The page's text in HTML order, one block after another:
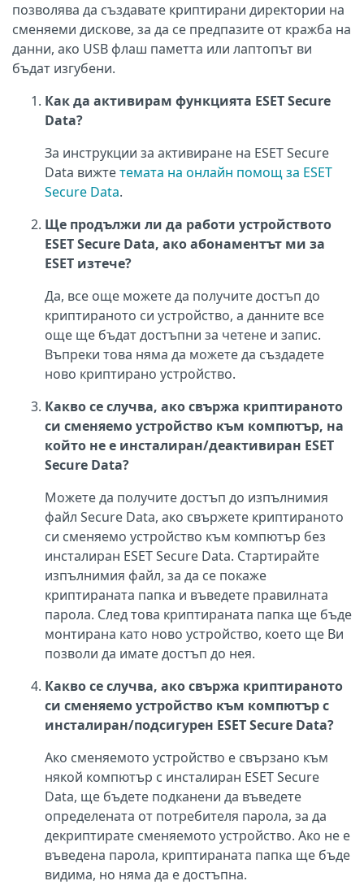
позволява да създавате криптирани директории на
сменяеми дискове, за да се предпазите от кражба на
данни, ако USB флаш паметта или лаптопът ви
бъдат изгубени.
Как да активирам функцията ESET Secure
Data?
За инструкции за активиране на ESET Secure
Data вижтетемата на онлайн помощ за ESET
Secure Data.
Ще продължи ли да работи устройството
ESET Secure Data, ако абонаментът ми за
ESET изтече?
Да, все още можете да получите достъп до
криптираното си устройство, а данните все
още ще бъдат достъпни за четене и запис.
Въпреки това няма да можете да създадете
ново криптирано устройство.
Какво се случва, ако свържа криптираното
си сменяемо устройство към компютър, на
който не е инсталиран/деактивиран ESET
Secure Data?
Можете да получите достъп до изпълнимия
файл Secure Data, ако свържете криптираното
си сменяемо устройство към компютър без
инсталиран ESET Secure Data. Стартирайте
изпълнимия файл, за да се покаже
криптираната папка и въведете правилната
парола. След това криптираната папка ще бъде
монтирана като ново устройство, което ще Ви
позволи да имате достъп до нея.
Какво се случва, ако свържа криптираното
си сменяемо устройство към компютър с
инсталиран/подсигурен ESET Secure Data?
Ако сменяемото устройство е свързано към
някой компютър с инсталиран ESET Secure
Data, ще бъдете подканени да въведете
определената от потребителя парола, за да
декриптирате сменяемото устройство. Ако не е
въведена парола, криптираната папка ще бъде
видима, но няма да е достъпна.